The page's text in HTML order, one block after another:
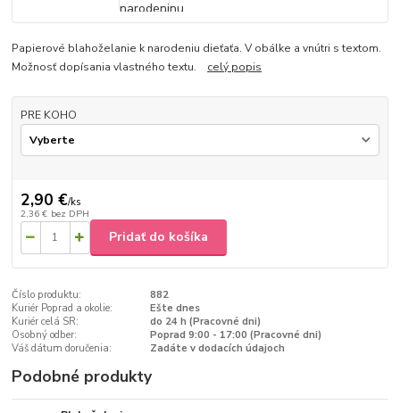
Papierové blahoželanie k narodeniu dieťaťa. V obálke a vnútri s textom.
Možnosť dopísania vlastného textu. celý popis
PRE KOHO
2,90 €/ks
2,36 € bez DPH
Pridať do košíka
Číslo produktu:
882
Kuriér Poprad a okolie:
Ešte dnes
Kuriér celá SR:
do 24 h (Pracovné dni)
Osobný odber:
Poprad 9:00 - 17:00 (Pracovné dni)
Váš dátum doručenia:
Zadáte v dodacích údajoch
Podobné produkty